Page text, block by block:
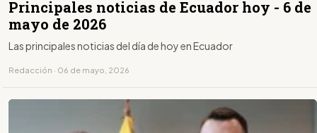
Principales noticias de Ecuador hoy - 6 de
mayo de 2026
Las principales noticias del día de hoy en Ecuador
Redacción · 06 de mayo, 2026